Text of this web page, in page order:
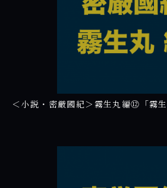
＜小説・密厳國紀＞霧生丸編⑫「霧生